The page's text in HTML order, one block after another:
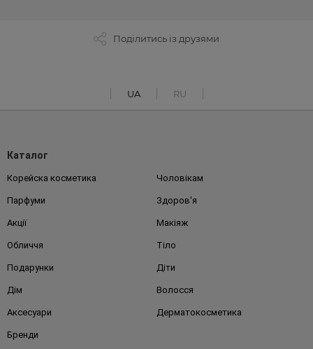
Поділитись із друзями
UA RU
Каталог
Корейска косметика Чоловікам
Парфуми Здоров'я
Акції Макіяж
Обличчя Тіло
Подарунки Діти
Дім Волосся
Аксесуари Дерматокосметика
Бренди